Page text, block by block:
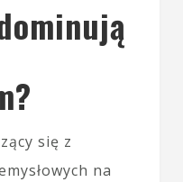
się z
na